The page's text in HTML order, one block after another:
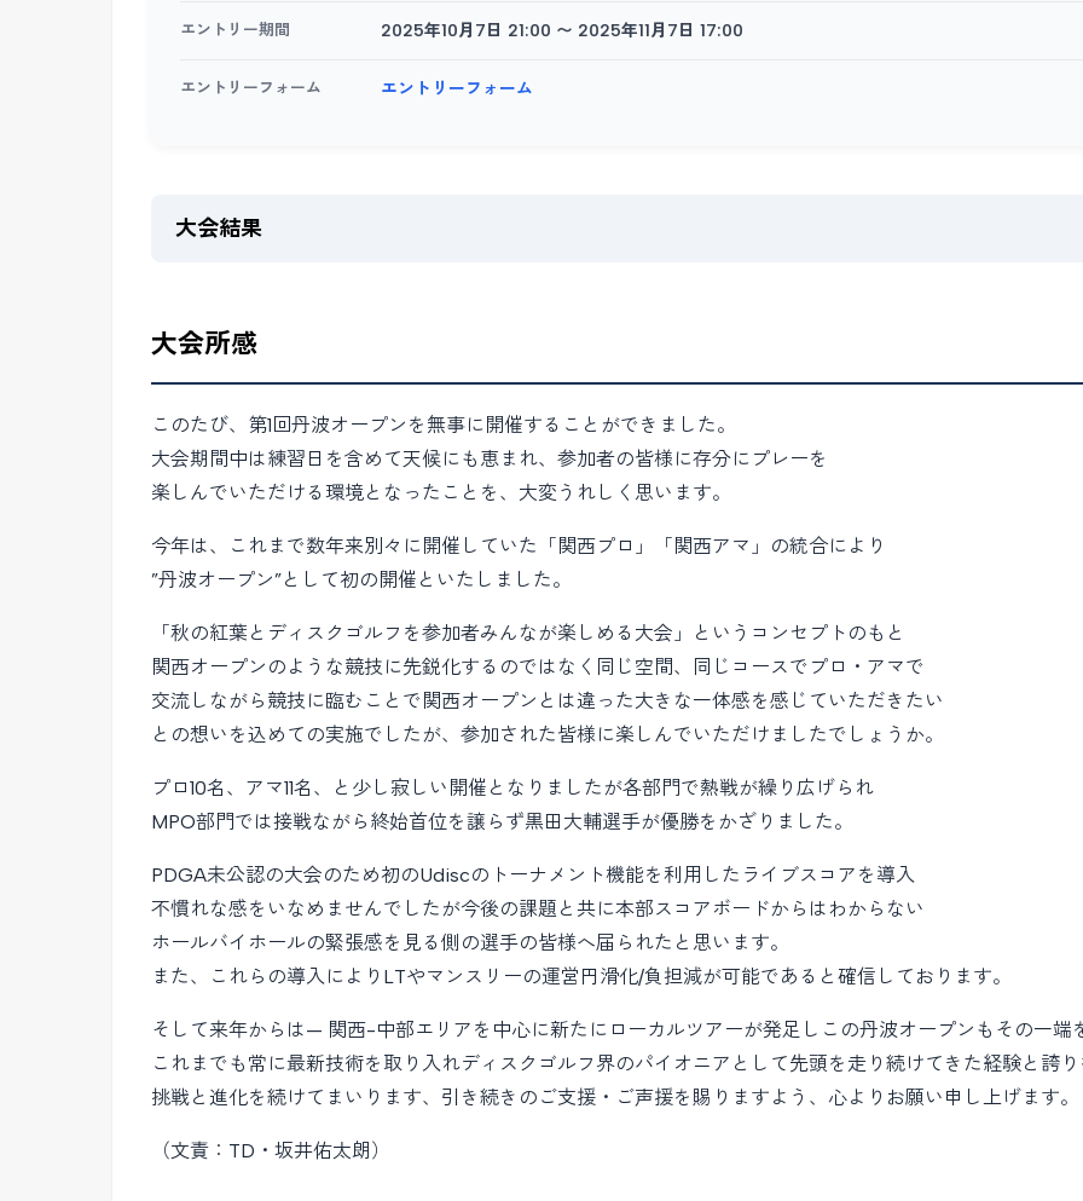
エントリー期間 2025年10月7日 21:00 〜 2025年11月7日 17:00
エントリーフォーム エントリーフォーム
大会結果
大会所感
このたび、第1回丹波オープンを無事に開催することができました。
大会期間中は練習日を含めて天候にも恵まれ、参加者の皆様に存分にプレーを
楽しんでいただける環境となったことを、大変うれしく思います。
今年は、これまで数年来別々に開催していた「関西プロ」「関西アマ」の統合により
”丹波オープン”として初の開催といたしました。
「秋の紅葉とディスクゴルフを参加者みんなが楽しめる大会」というコンセプトのもと
関西オープンのような競技に先鋭化するのではなく同じ空間、同じコースでプロ・アマで
交流しながら競技に臨むことで関西オープンとは違った大きな一体感を感じていただきたい
との想いを込めての実施でしたが、参加された皆様に楽しんでいただけましたでしょうか。
プロ10名、アマ11名、と少し寂しい開催となりましたが各部門で熱戦が繰り広げられ
MPO部門では接戦ながら終始首位を譲らず黒田大輔選手が優勝をかざりました。
PDGA未公認の大会のため初のUdiscのトーナメント機能を利用したライブスコアを導入
不慣れな感をいなめませんでしたが今後の課題と共に本部スコアボードからはわからない
ホールバイホールの緊張感を見る側の選手の皆様へ届られたと思います。
また、これらの導入によりLTやマンスリーの運営円滑化/負担減が可能であると確信しております。
そして来年からは— 関西-中部エリアを中心に新たにローカルツアーが発足しこの丹波オープンもその一端
これまでも常に最新技術を取り入れディスクゴルフ界のパイオニアとして先頭を走り続けてきた経験と誇
挑戦と進化を続けてまいります、引き続きのご支援・ご声援を賜りますよう、心よりお願い申し上げます。
（文責：TD・坂井佑太朗）